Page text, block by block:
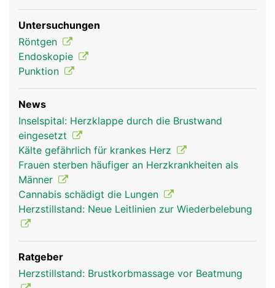
Untersuchungen
Röntgen
Endoskopie
Punktion
News
Inselspital: Herzklappe durch die Brustwand
eingesetzt
Kälte gefährlich für krankes Herz
Frauen sterben häufiger an Herzkrankheiten als
Männer
Cannabis schädigt die Lungen
Herzstillstand: Neue Leitlinien zur Wiederbelebung
Ratgeber
Herzstillstand: Brustkorbmassage vor Beatmung